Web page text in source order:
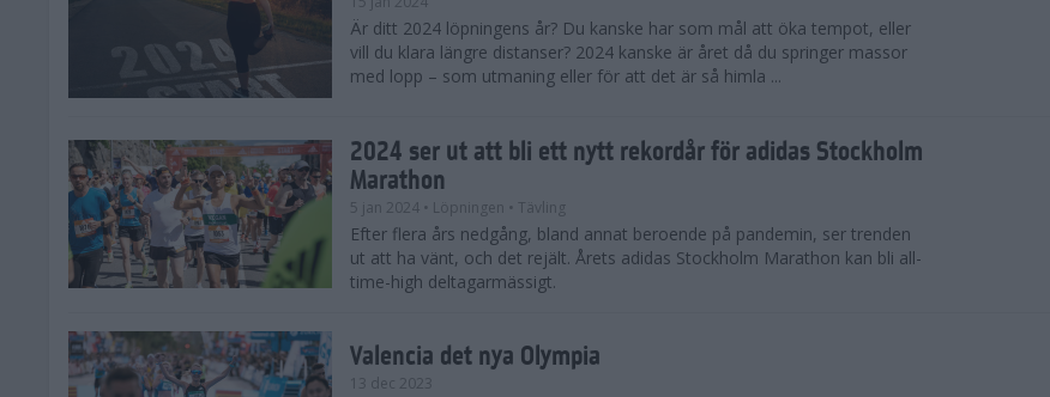
Är ditt 2024 löpningens år? Du kanske har som mål att öka tempot, eller
vill du klara längre distanser? 2024 kanske är året då du springer massor
med lopp – som utmaning eller för att det är så himla ...
2024 ser ut att bli ett nytt rekordår för adidas Stockholm
Marathon
5 jan 2024 • Löpningen • Tävling
Efter flera års nedgång, bland annat beroende på pandemin, ser trenden
ut att ha vänt, och det rejält. Årets adidas Stockholm Marathon kan bli all-
time-high deltagarmässigt.
Valencia det nya Olympia
13 dec 2023